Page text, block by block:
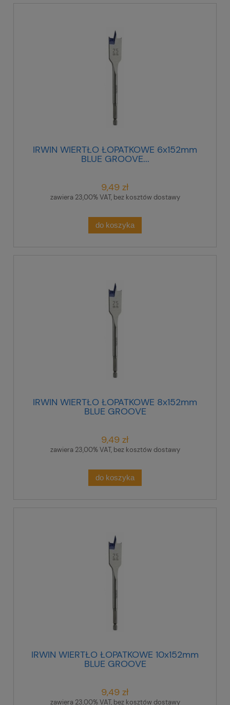
IRWIN WIERTŁO ŁOPATKOWE 6x152mm
BLUE GROOVE...
9,49 zł
zawiera 23,00% VAT, bez kosztów dostawy
do koszyka
IRWIN WIERTŁO ŁOPATKOWE 8x152mm
BLUE GROOVE
9,49 zł
zawiera 23,00% VAT, bez kosztów dostawy
do koszyka
IRWIN WIERTŁO ŁOPATKOWE 10x152mm
BLUE GROOVE
9,49 zł
zawiera 23,00% VAT, bez kosztów dostawy